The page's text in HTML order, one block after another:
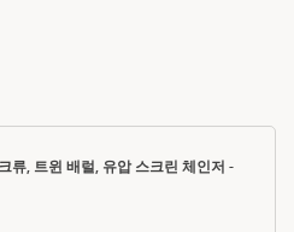
류, 트윈 배럴, 유압 스크린 체인저 -